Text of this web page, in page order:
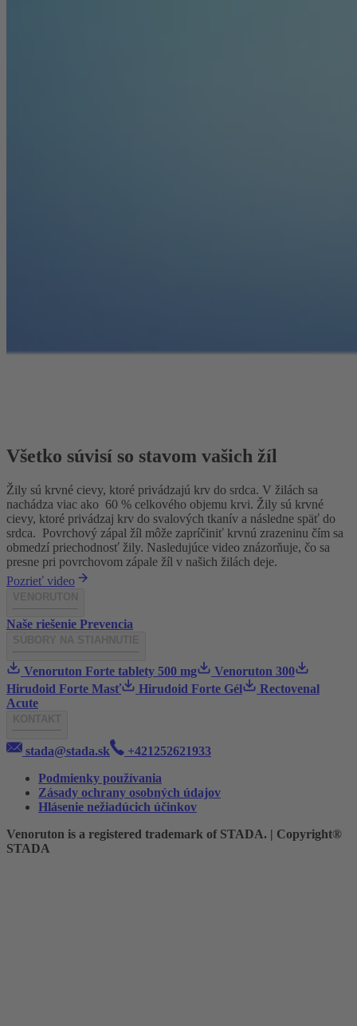
Všetko súvisí so stavom vašich žíl
Žily sú krvné cievy, ktoré privádzajú krv do srdca. V žilách sa
nachádza viac ako 60 % celkového objemu krvi. Žily sú krvné
cievy, ktoré privádzaj krv do svalových tkanív a následne späť do
srdca. Povrchový zápal žíl môže zapríčiniť krvnú zrazeninu čím sa
obmedzí priechodnosť žily. Nasledujúce video znázorňuje, čo sa
presne pri povrchovom zápale žíl v našich žilách deje.
Pozrieť video
Naše riešenie Prevencia
Venoruton Forte tablety 500 mg
Venoruton 300
Hirudoid Forte Masť
Hirudoid Forte Gél
Rectovenal
Acute
stada@stada.sk
+421252621933
Podmienky používania
Zásady ochrany osobných údajov
Hlásenie nežiadúcich účinkov
Venoruton is a registered trademark of STADA. | Copyright®
STADA